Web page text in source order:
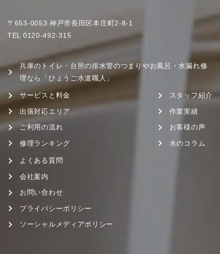
〒653-0053 神戸市長田区本庄町2-8-1
TEL 0120-492-315
兵庫のトイレ・台所の排水管のつまりやお風呂・水漏れ修
理なら「ひょうご水道職人」
サービスと料金
出張対応エリア
ご利用の流れ
修理ランキング
スタッフ紹介
作業実績
お客様の声
水のコラム
よくある質問
会社案内
お問い合わせ
プライバシーポリシー
ソーシャルメディアポリシー